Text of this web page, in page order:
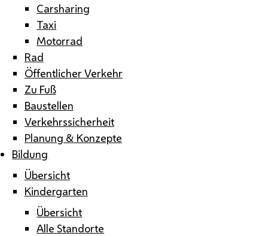
Carsharing
Taxi
Motorrad
Rad
Öffentlicher Verkehr
Zu Fuß
Baustellen
Verkehrssicherheit
Planung & Konzepte
Bildung
Übersicht
Kindergarten
Übersicht
Alle Standorte